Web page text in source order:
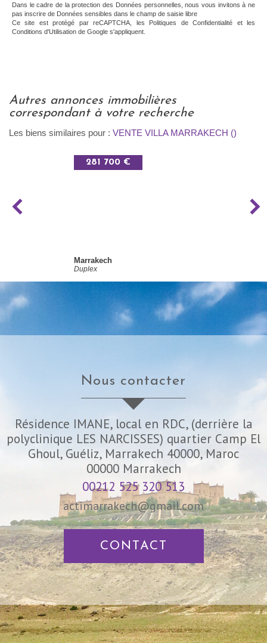
Dans le cadre de la protection des Données personnelles, nous vous invitons à ne
pas inscrire de Données sensibles dans le champ de saisie libre
Ce site est protégé par reCAPTCHA, les Politiques de Confidentialité et les
Conditions d'Utilisation de Google s'appliquent.
autres annonces immobilières
correspondant à votre recherche
Les biens similaires pour : VENTE VILLA MARRAKECH ()
281 700 €
Marrakech
Duplex
nous contacter
Résidence IMANE, local en RDC, (derrière la
polyclinique LES NARCISSES) quartier Camp El
Ghoul, Guéliz, Marrakech 40000, Maroc
00000 Marrakech
00212 525 320 513
actimarrakech@gmail.com
CONTACT